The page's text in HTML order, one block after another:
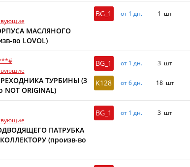
МАСЛЯНОГО
во LOVOL)
BG_1 от 1 дн. 1 шт
ТУРБИНЫ (3
ORIGINAL)
BG_1 от 1 дн. 3 шт
K128 от 6 дн. 18 шт
ПАТРУБКА
(произв-во
BG_1 от 1 дн. 3 шт